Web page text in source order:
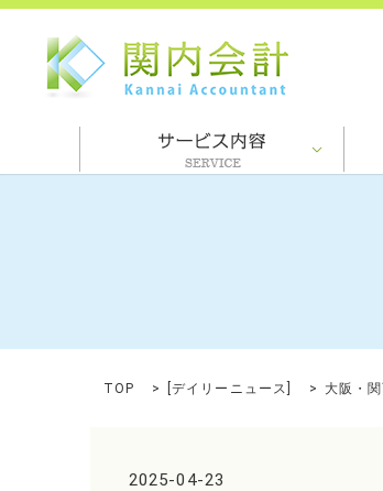
TOP [デイリーニュース 大阪・
2025-04-23